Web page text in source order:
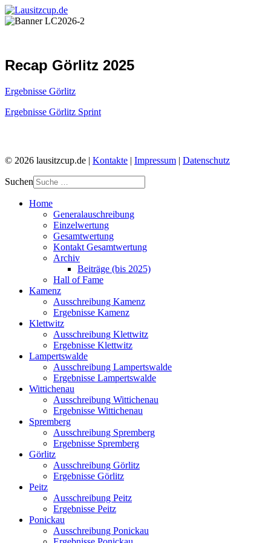
Recap Görlitz 2025
Ergebnisse Görlitz
Ergebnisse Görlitz Sprint
© 2026 lausitzcup.de | Kontakte | Impressum | Datenschutz
Suchen
Home
Generalauschreibung
Einzelwertung
Gesamtwertung
Kontakt Gesamtwertung
Archiv
Beiträge (bis 2025)
Hall of Fame
Kamenz
Ausschreibung Kamenz
Ergebnisse Kamenz
Klettwitz
Ausschreibung Klettwitz
Ergebnisse Klettwitz
Lampertswalde
Ausschreibung Lampertswalde
Ergebnisse Lampertswalde
Wittichenau
Ausschreibung Wittichenau
Ergebnisse Wittichenau
Spremberg
Ausschreibung Spremberg
Ergebnisse Spremberg
Görlitz
Ausschreibung Görlitz
Ergebnisse Görlitz
Peitz
Ausschreibung Peitz
Ergebnisse Peitz
Ponickau
Ausschreibung Ponickau